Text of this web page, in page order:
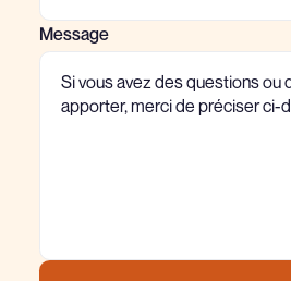
Message